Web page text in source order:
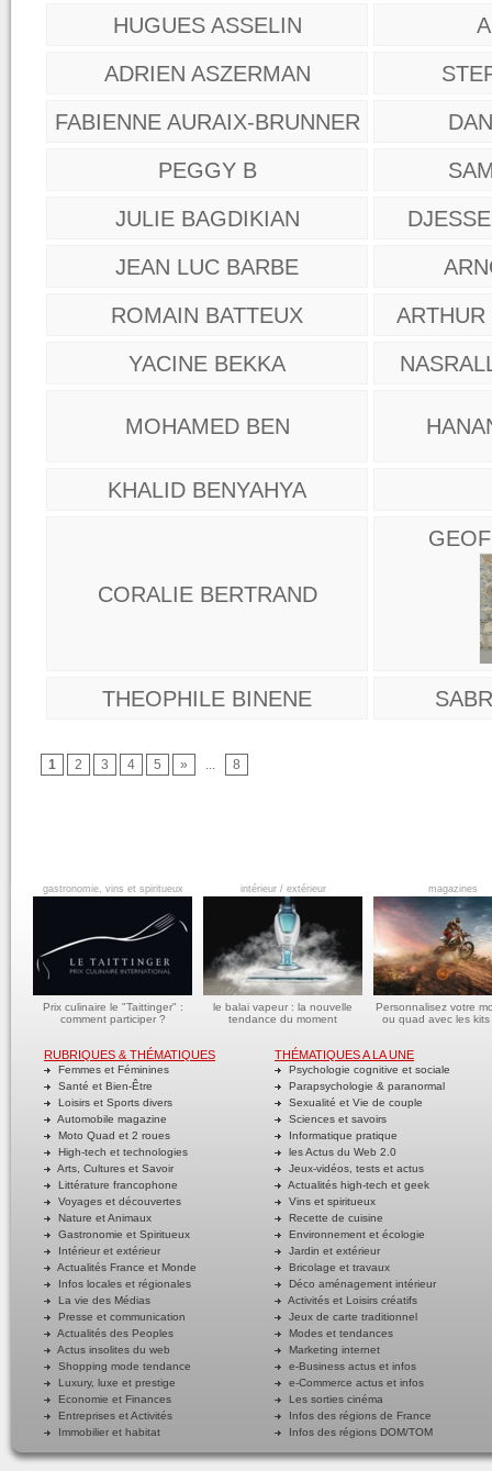
HUGUES ASSELIN
ADRIEN ASZERMAN
FABIENNE AURAIX-BRUNNER
PEGGY B
JULIE BAGDIKIAN
JEAN LUC BARBE
ROMAIN BATTEUX
ARTHUR
YACINE BEKKA
MOHAMED BEN
KHALID BENYAHYA
CORALIE BERTRAND
THEOPHILE BINENE
1 2 3 4 5 » ... 8
gastronomie, vins et spiritueux
Prix culinaire le "Taittinger" :
comment participer ?
intérieur / extérieur
le balai vapeur : la nouvelle
tendance du moment
magazines
Personnalisez votre
ou quad avec les
RUBRIQUES & THÉMATIQUES
Femmes et Féminines
Santé et Bien-Être
Loisirs et Sports divers
Automobile magazine
Moto Quad et 2 roues
High-tech et technologies
Arts, Cultures et Savoir
Littérature francophone
Voyages et découvertes
Nature et Animaux
Gastronomie et Spiritueux
Intérieur et extérieur
Actualités France et Monde
Infos locales et régionales
La vie des Médias
Presse et communication
Actualités des Peoples
Actus insolites du web
Shopping mode tendance
Luxury, luxe et prestige
Economie et Finances
Entreprises et Activités
Immobilier et habitat
THÉMATIQUES A LA UNE
Psychologie cognitive et sociale
Parapsychologie & paranormal
Sexualité et Vie de couple
Sciences et savoirs
Informatique pratique
les Actus du Web 2.0
Jeux-vidéos, tests et actus
Actualités high-tech et geek
Vins et spiritueux
Recette de cuisine
Environnement et écologie
Jardin et extérieur
Bricolage et travaux
Déco aménagement intérieur
Activités et Loisirs créatifs
Jeux de carte traditionnel
Modes et tendances
Marketing internet
e-Business actus et infos
e-Commerce actus et infos
Les sorties cinéma
Infos des régions de France
Infos des régions DOM/TOM